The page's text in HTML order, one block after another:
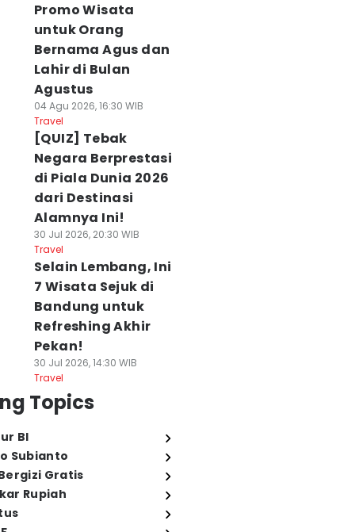
Promo Wisata
untuk Orang
Bernama Agus dan
Lahir di Bulan
Agustus
04 Agu 2026, 16:30 WIB
Travel
[QUIZ] Tebak
Negara Berprestasi
di Piala Dunia 2026
dari Destinasi
Alamnya Ini!
30 Jul 2026, 20:30 WIB
Travel
Selain Lembang, Ini
7 Wisata Sejuk di
Bandung untuk
Refreshing Akhir
Pekan!
30 Jul 2026, 14:30 WIB
Travel
Topics
BI
Subianto
Gratis
Rupiah